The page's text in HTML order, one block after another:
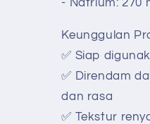
- Natrium: 270
Keunggulan
✅ Siap
✅ Direndam
dan rasa
✅ Tekstur